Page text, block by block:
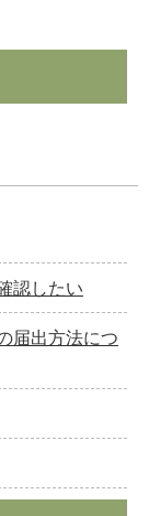
認したい
届出方法につ